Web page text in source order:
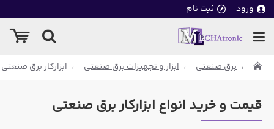
ورود ثبت نام
برق صنعتی ابزار و تجهیزات برق صنعتی ابزارکار برق صنعتی
قیمت و خرید انواع ابزارکار برق صنعتی